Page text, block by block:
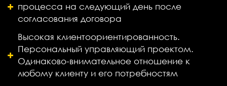
процесса на следующий день после
согласования договора
Высокая клиентоориентированность.
Персональный управляющий проектом.
Одинаково-внимательное отношение к
любому клиенту и его потребностям